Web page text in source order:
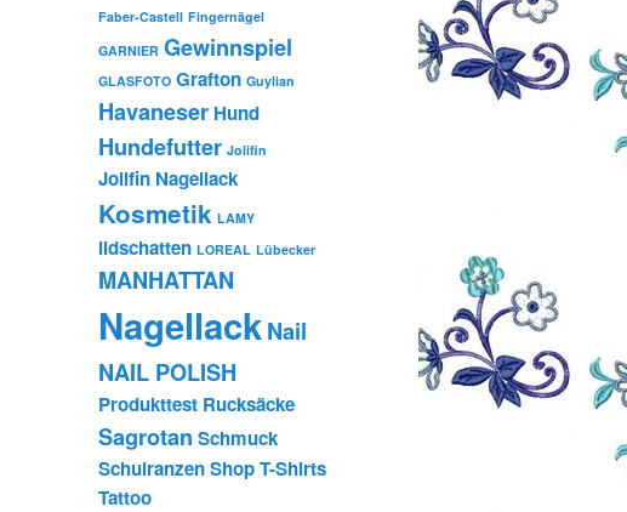
Faber-Castell Fingernägel
GARNIER Gewinnspiel
GLASFOTO Grafton Guylian
Havaneser Hund
Hundefutter Jolifin
Jolifin Nagellack
Kosmetik LAMY
lidschatten LOREAL Lübecker
MANHATTAN
NagellackNail
NAIL POLISH
Produkttest Rucksäcke
Sagrotan Schmuck
SchulranzenShopT-Shirts
Tattoo